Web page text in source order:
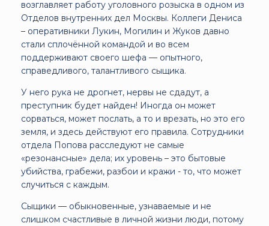
возглавляет работу уголовного розыска в одном из
Отделов внутренних дел Москвы. Коллеги Дениса
– оперативники Лукин, Могилин и Жуков давно
стали сплочённой командой и во всем
поддерживают своего шефа — опытного,
справедливого, талантливого сыщика.
У него рука не дрогнет, нервы не сдадут, а
преступник будет найден! Иногда он может
сорваться, может послать, а то и врезать, но это его
земля, и здесь действуют его правила. Сотрудники
отдела Попова расследуют не самые
«резонансные» дела; их уровень – это бытовые
убийства, грабежи, разбои и кражи - то, что может
случиться с каждым.
Сыщики — обыкновенные, узнаваемые и не
слишком счастливые в личной жизни люди, потому